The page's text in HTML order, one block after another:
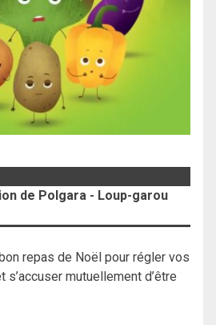
de Polgara - Loup-garou
repas de Noël pour régler vos
mutuellement d’être